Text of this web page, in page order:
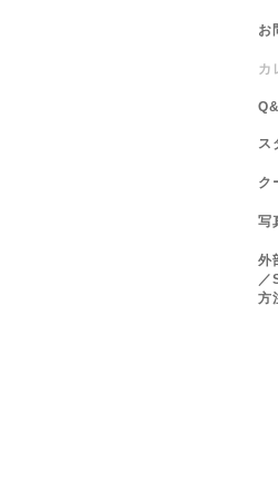
お
カ
ス
ク
写
外
／
方